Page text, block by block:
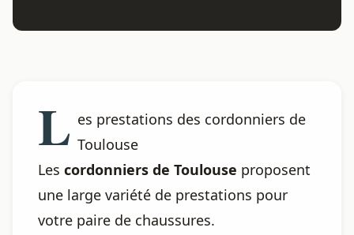
L es prestations des cordonniers de
Toulouse
Les cordonniers de Toulouse proposent
une large variété de prestations pour
votre paire de chaussures.